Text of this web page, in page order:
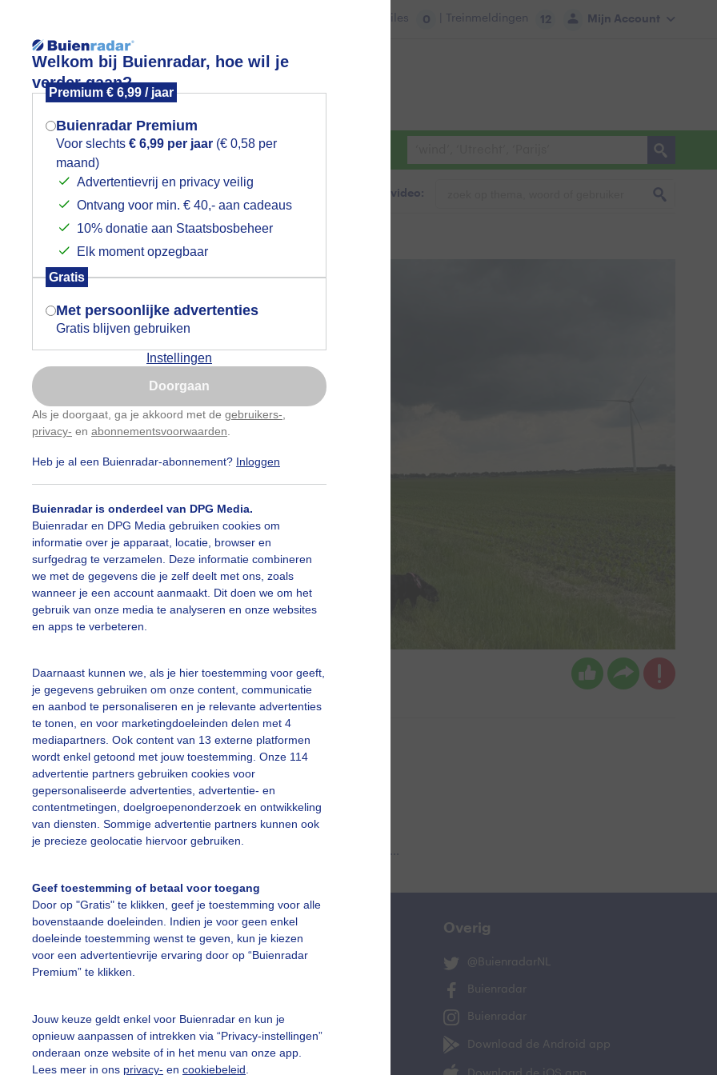
Welkom bij Buienradar, hoe wil je
verder gaan?
Premium € 6,99 / jaar
Buienradar Premium
Voor slechts € 6,99 per jaar (€ 0,58 per
maand)
Advertentievrij en privacy veilig
Ontvang voor min. € 40,- aan cadeaus
10% donatie aan Staatsbosbeheer
Elk moment opzegbaar
Gratis
Met persoonlijke advertenties
Gratis blijven gebruiken
Instellingen
Doorgaan
Als je doorgaat, ga je akkoord met de gebruikers-
privacy- en abonnementsvoorwaarden
Heb je al een Buienradar-abonnement? Inloggen
Buienradar is onderdeel van DPG Media.
Buienradar en DPG Media gebruiken cookies om
informatie over je apparaat, locatie, browser en
surfgedrag te verzamelen. Deze informatie combineren
we met de gegevens die je zelf deelt met ons, zoals
wanneer je een account aanmaakt. Dit doen we om het
gebruik van onze media te analyseren en onze websites
en apps te verbeteren.
Daarnaast kunnen we, als je hier toestemming voor geeft,
je gegevens gebruiken om onze content, communicatie
en aanbod te personaliseren en je relevante advertenties
te tonen, en voor marketingdoeleinden delen met 4
mediapartners. Ook content van 13 externe platformen
wordt enkel getoond met jouw toestemming. Onze 114
advertentie partners gebruiken cookies voor
gepersonaliseerde advertenties, advertentie- en
contentmetingen, doelgroepenonderzoek en ontwikkeling
van diensten. Sommige advertentie partners kunnen ook
je precieze geolocatie hiervoor gebruiken.
Geef toestemming of betaal voor toegang
Door op "Gratis" te klikken, geef je toestemming voor alle
bovenstaande doeleinden. Indien je voor geen enkel
doeleinde toestemming wenst te geven, kun je kiezen
voor een advertentievrije ervaring door op “Buienradar
Premium” te klikken.
Jouw keuze geldt enkel voor Buienradar en kun je
opnieuw aanpassen of intrekken via “Privacy-instellingen”
onderaan onze website of in het menu van onze app.
Lees meer in ons privacy- en cookiebeleid
Mijn Account
Files 0 | Treinmeldingen 12
Foto en video Weerzine
Zoeken in foto & video:
public Gemaakt: 06-06-2026, 15x bekeken
slideshow
vragen
Mijn weer
De Bilt
Overig
@BuienradarNL
Buienradar
Buienradar
Download de Android app
Mogen we je locatie gebruiken voor
het weer?
Indien je hier nog geen akkoord op hebt
gegeven, verschijnt er zo een pop-up uit
je browser waarin deze toestemming
gevraagd wordt.
Is goed, toon de popup
Nu niet, misschien later
Gebruik je Safari en wil je niet elke dag deze pop-up
Klikhierom dit aan te passen